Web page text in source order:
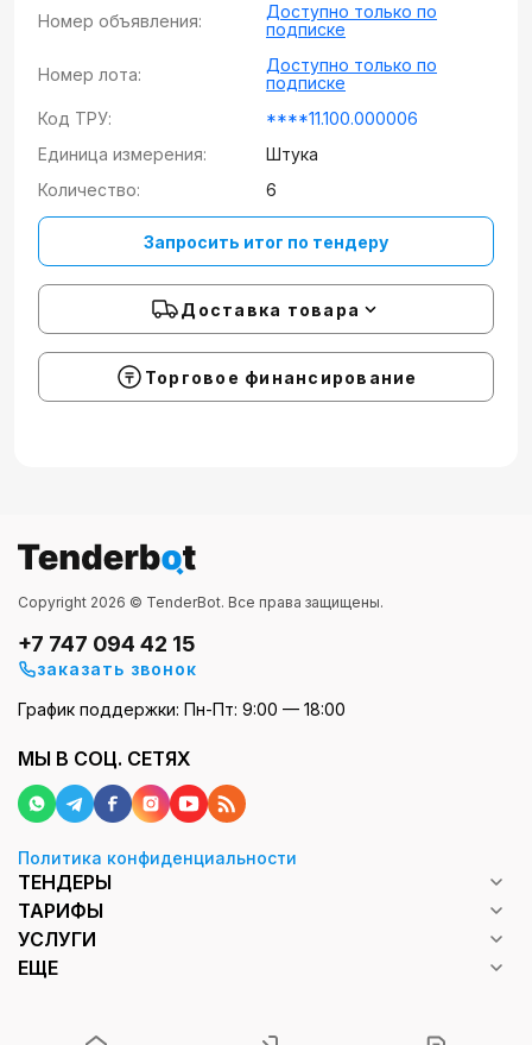
Номер объявления:
Доступно только по
подписке
Номер лота:
Доступно только по
подписке
Код ТРУ:
****11.100.000006
Единица измерения:
Штука
Количество:
6
Запросить итог по тендеру
Доставка товара
Торговое финансирование
Copyright 2026 © TenderBot. Все права защищены.
+7 747 094 42 15
заказать звонок
График поддержки: Пн-Пт: 9:00 — 18:00
МЫ В СОЦ. СЕТЯХ
Политика конфиденциальности
ТЕНДЕРЫ
ТАРИФЫ
УСЛУГИ
ЕЩЕ